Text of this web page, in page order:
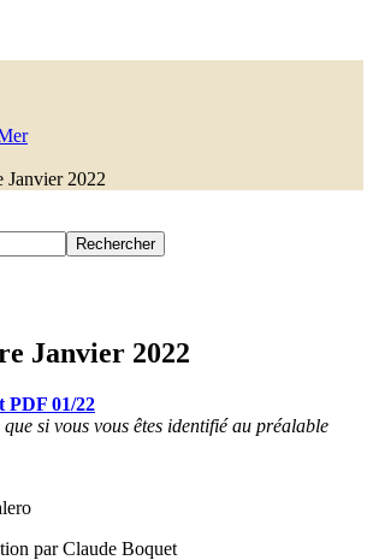
Janvier 2022
Rechercher
Janvier 2022
PDF 01/22
si vous vous êtes identifié au préalable
par Claude Boquet